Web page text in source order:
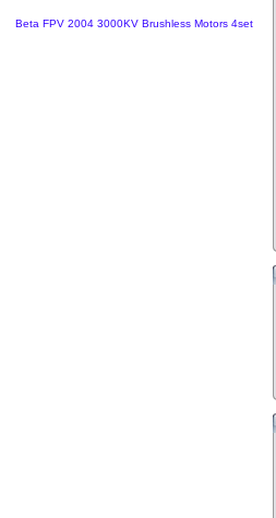
Beta FPV 2004 3000KV Brushless Motors 4set